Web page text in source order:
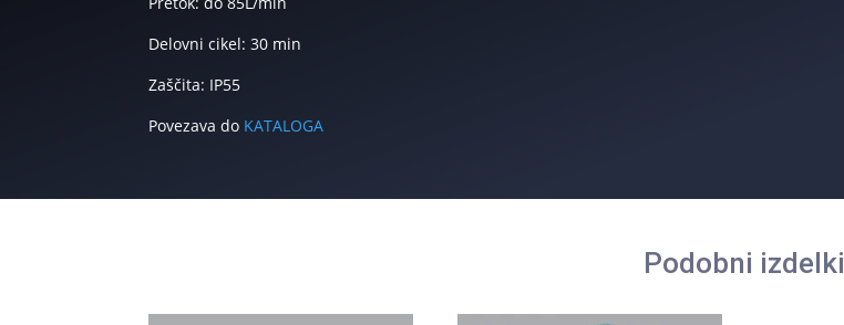
Delovni cikel: 30 min
Zaščita: IP55
Povezava do KATALOGA
Podobni izdelki